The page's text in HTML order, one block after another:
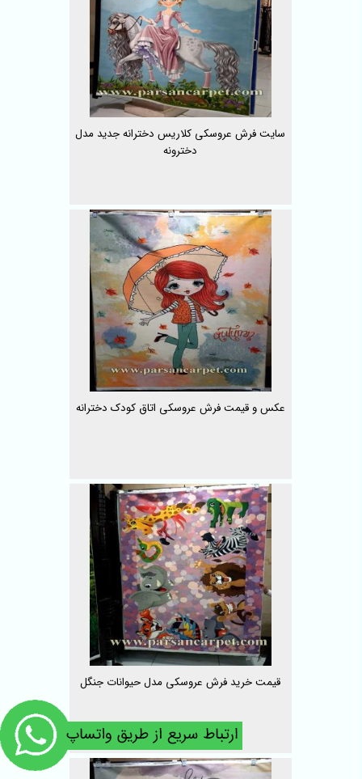
سایت فرش عروسکی کلاریس دخترانه جدید مدل
دخترونه
عکس و قیمت فرش عروسکی اتاق کودک دخترانه
قیمت خرید فرش عروسکی مدل حیوانات جنگل